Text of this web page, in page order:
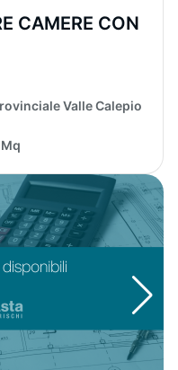
CAMERE CON
Valle Calepio